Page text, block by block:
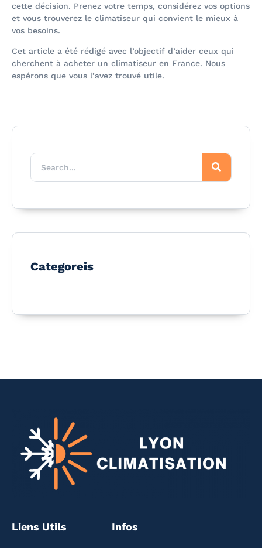
cette décision. Prenez votre temps, considérez vos options
et vous trouverez le climatiseur qui convient le mieux à
vos besoins.
Cet article a été rédigé avec l’objectif d’aider ceux qui
cherchent à acheter un climatiseur en France. Nous
espérons que vous l’avez trouvé utile.
Categoreis
Liens Utils Infos